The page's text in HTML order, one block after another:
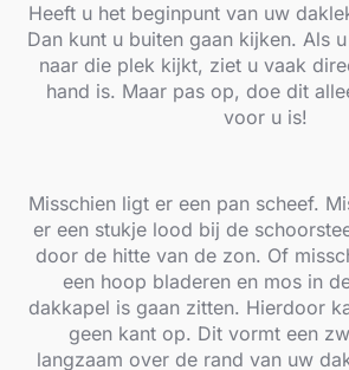
Heeft u het beginpunt van uw
Dan kunt u buiten gaan kijken. Als
naar die plek kijkt, ziet u vaak
hand is. Maar pas op, doe dit
voor u is!
Misschien ligt er een pan scheef.
er een stukje lood bij de
door de hitte van de zon. Of
een hoop bladeren en mos in
dakkapel is gaan zitten. Hierdoor
geen kant op. Dit vormt een
langzaam over de rand van uw